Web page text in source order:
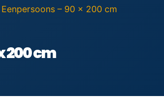
– 90 x 200 cm
200 cm